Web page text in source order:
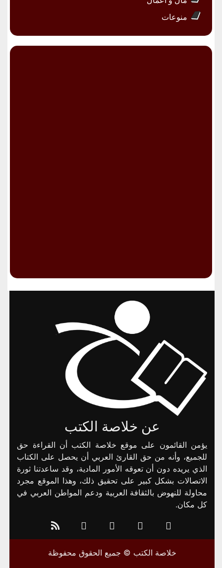
منوعات
عن خلاصة الكتب
يؤمن القائمون على موقع خلاصة الكتب أن القراءة حق
للجميع، وأنه من حق القارئ العربي أن يحصل على الكتاب
الذي يريده دون أن تعوقه الأمور المادية، وقد ساعدتنا ثورة
الاتصالات بشكل كبير على تحقيق ذلك، وهذا الموقع مجرد
محاولة للنهوض بالثقافة العربية ودعم المواطن العربي في
كل مكان.
خلاصة الكتب © جميع الحقوق محفوظة